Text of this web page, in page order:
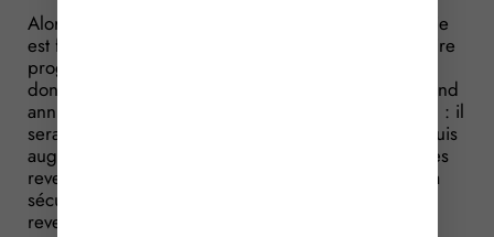
Alors qu’actuellement, le taux de la cotisation maladie
est fixée à 6,5 %, il serait donc question de le réduire
progressivement pour les travailleurs indépendants
dont les revenus seraient inférieurs à 70 % du plafond
annuel de la Sécurité Sociale (27 460 € pour 2017) : il
serait fixé à 3 % pour les revenus les plus faibles, puis
augmenterait linéairement de 3 % à 6, 50 % pour les
revenus allant jusqu’à 70 % du plafond annuel de la
sécurité sociale ; il resterait fixé à 6,50 % pour les
revenus dépassant ce seuil.